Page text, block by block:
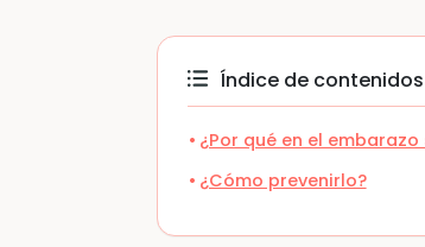
Índice de contenidos
¿Por qué en el
¿Cómo prevenirlo?